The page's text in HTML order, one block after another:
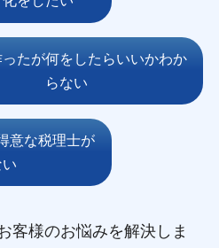
たが何をしたらいいかわか
らない
意な税理士が
客様のお悩みを解決しま